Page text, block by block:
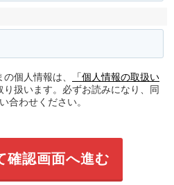
個人情報は、
「個人情報の取扱い
り扱います。必ずお読みになり、同
合わせください。
確認画面へ進む